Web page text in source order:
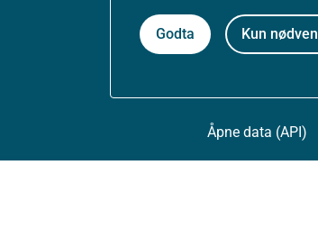
Godta Kun
Besøksstatistikk
Åpne data (API)